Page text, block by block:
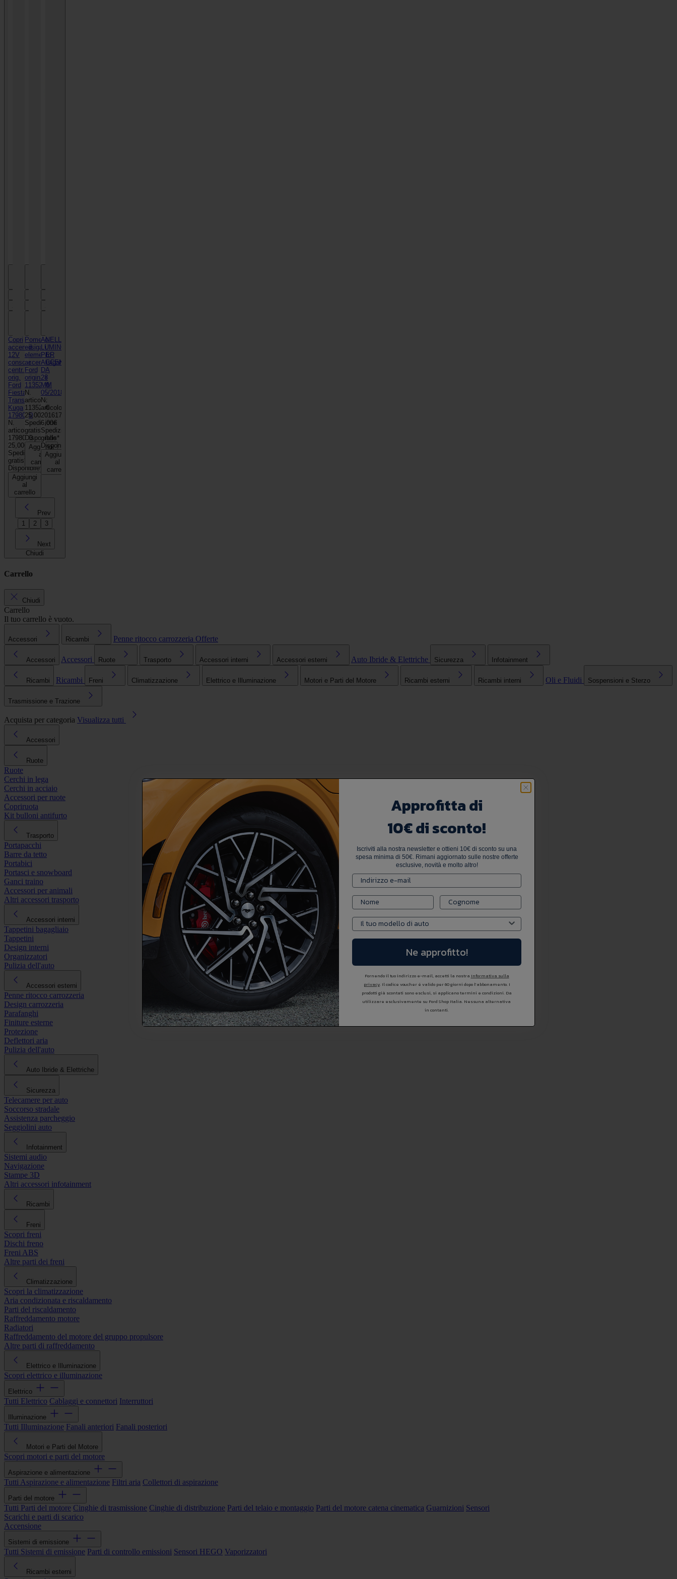
Copri
accendisigari
12V
console
centr.
orig.
Ford
Fiesta
Transit
Kuga
1798010
N.
articolo:
1798010
25,00€
Spedizione
gratis*
Disponibile
Aggiungi
al
carrello
Pomello
ed
elemento
accendisigari
Ford
originali
1135280
N.
articolo:
1135280
25,00€
Spedizione
gratis*
Disponibile
Aggiungi
al
carrello
ANELLO
LUMINOSO
PER
ACCENDISIGARI
DA
28
MM
05/2018-
N.
articolo:
2016179
6,00€
Spedizione
gratis*
Disponibile
Aggiungi
al
carrello
Prev
1
2 3
Next
Chiudi
Carrello
Chiudi
Carrello
Il tuo carrello è vuoto.
Accessori Ricambi Penne ritocco carrozzeria Offerte
Accessori Accessori Ruote Trasporto Accessori interni Accessori esterni Auto Ibride & Elettriche Sicurezza Infotainment
Ricambi Ricambi Freni Climatizzazione Elettrico e Illuminazione Motori e Parti del Motore Ricambi esterni Ricambi interni Oli e Fluidi Sospensioni e Sterzo
Trasmissione e Trazione
Acquista per categoria Visualizza tutti
Accessori
Ruote
Ruote
Cerchi in lega
Cerchi in acciaio
Accessori per ruote
Copriruota
Kit bulloni antifurto
Trasporto
Portapacchi
Barre da tetto
Portabici
Portasci e snowboard
Ganci traino
Accessori per animali
Altri accessori trasporto
Accessori interni
Tappetini bagagliaio
Tappetini
Design interni
Organizzatori
Pulizia dell'auto
Accessori esterni
Penne ritocco carrozzeria
Design carrozzeria
Parafanghi
Finiture esterne
Protezione
Deflettori aria
Pulizia dell'auto
Auto Ibride & Elettriche
Sicurezza
Telecamere per auto
Soccorso stradale
Assistenza parcheggio
Seggiolini auto
Infotainment
Sistemi audio
Navigazione
Stampe 3D
Altri accessori infotainment
Ricambi
Freni
Scopri freni
Dischi freno
Freni ABS
Altre parti dei freni
Climatizzazione
Scopri la climatizzazione
Aria condizionata e riscaldamento
Parti del riscaldamento
Raffreddamento motore
Radiatori
Raffreddamento del motore del gruppo propulsore
Altre parti di raffreddamento
Elettrico e Illuminazione
Scopri elettrico e illuminazione
Elettrico
Tutti Elettrico Cablaggi e connettori Interruttori
Illuminazione
Tutti Illuminazione Fanali anteriori Fanali posteriori
Motori e Parti del Motore
Scopri motori e parti del motore
Aspirazione e alimentazione
Tutti Aspirazione e alimentazione Filtri aria Collettori di aspirazione
Parti del motore
Tutti Parti del motore Cinghie di trasmissione Cinghie di distribuzione Parti del telaio e montaggio Parti del motore catena cinematica Guarnizioni Sensori
Scarichi e parti di scarico
Accensione
Sistemi di emissione
Tutti Sistemi di emissione Parti di controllo emissioni Sensori HEGO Vaporizzatori
Ricambi esterni
Approfitta di
10€ di sconto!
Iscriviti alla nostra newsletter e ottieni 10€ di sconto su una
spesa minima di 50€. Rimani aggiornato sulle nostre offerte
esclusive, novità e molto altro!
Ne approfitto!
Fornendo il tuo indirizzo e-mail, accetti la nostra Informativa sulla
privacy. Il codice voucher é valido per 60 giorni dopo l'abbonamento. I
prodotti già scontati sono esclusi, si applicano termini e condizioni. Da
utilizzare esclusivamente su Ford Shop Italia. Nessuna alternativa
in contanti.